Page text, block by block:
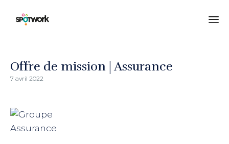
Offre de mission | Assurance
7 avril 2022